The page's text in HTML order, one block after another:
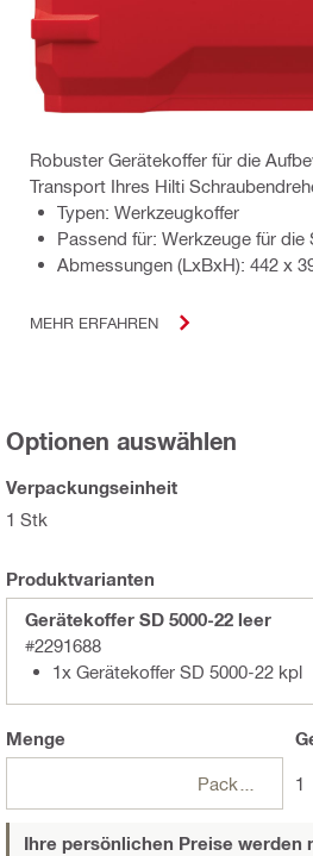
Robuster Gerätekoffer für die
Transport Ihres Hilti
Typen: Werkzeugkoffer
Passend für: Werkzeuge für
Abmessungen (LxBxH): 442 x
MEHR ERFAHREN
Optionen auswählen
Verpackungseinheit
1 Stk
Produktvarianten
Gerätekoffer SD 5000-22 leer
#2291688
1x Gerätekoffer SD 5000-22 kpl
Menge
Packungen 1
Ihre persönlichen Preise werden